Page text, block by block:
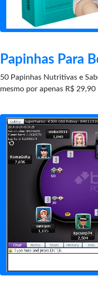
Papinhas Para
50 Papinhas Nutritivas e
mesmo por apenas R$ 29,90